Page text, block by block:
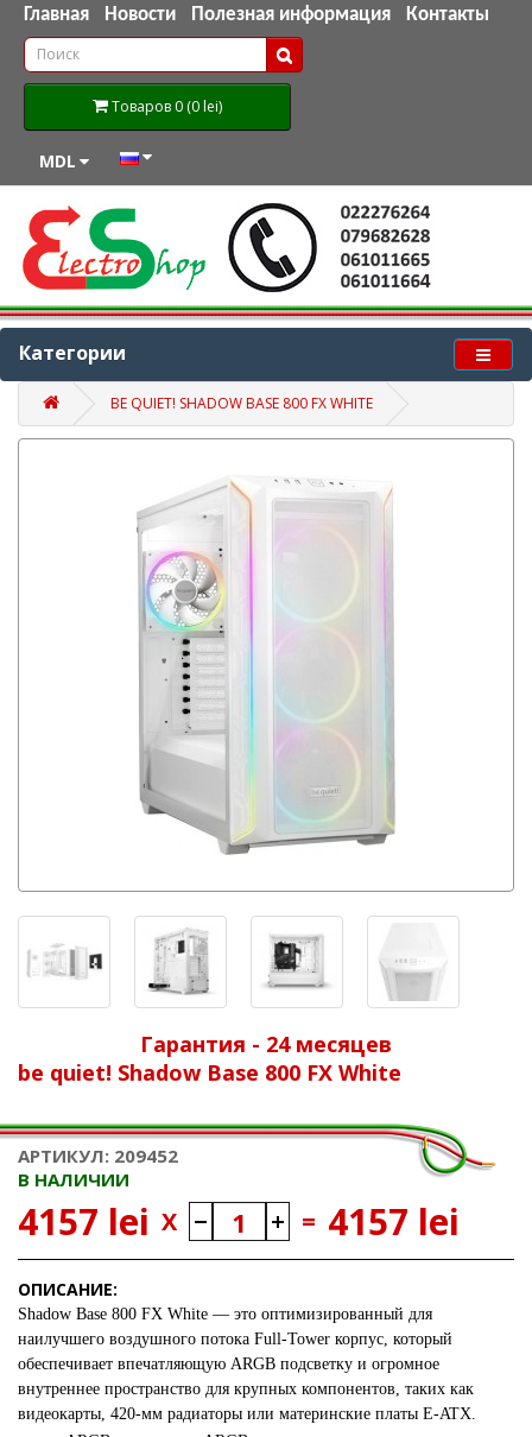
Главная Новости Полезная информация Контакты
Товаров 0 (0 lei)
MDL
Категории
BE QUIET! SHADOW BASE 800 FX WHITE
Гарантия - 24 месяцев
be quiet! Shadow Base 800 FX White
АРТИКУЛ: 209452
В НАЛИЧИИ
4157 lei X = 4157 lei
ОПИСАНИЕ:
Shadow Base 800 FX White — это оптимизированный для
наилучшего воздушного потока Full-Tower корпус, который
обеспечивает впечатляющую ARGB подсветку и огромное
внутреннее пространство для крупных компонентов, таких как
видеокарты, 420-мм радиаторы или материнские платы E-ATX.